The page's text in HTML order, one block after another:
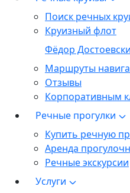
Поиск речных
Круизный флот
Фёдор
Маршруты
Отзывы
Корпоративным
Речные прогулки
Купить речную
Аренда
Речные экскурсии
Услуги